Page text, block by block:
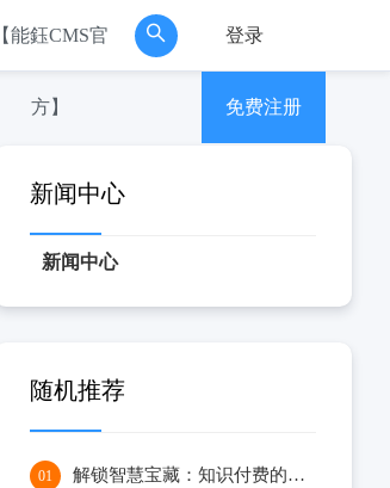
【能鈺CMS官
方】
登录
免费注册
新闻中心
新闻中心
随机推荐
01 解锁智慧宝藏：知识付费的风口与机遇